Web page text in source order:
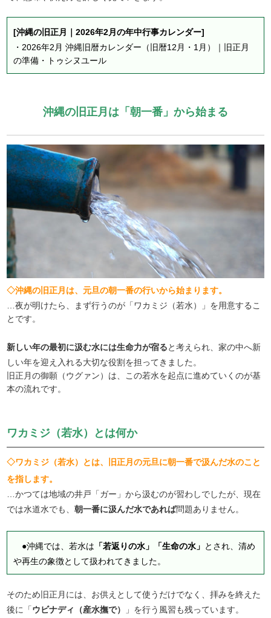
[沖縄の旧正月｜2026年2月の年中行事カレンダー]
・ 2026年2月 沖縄旧暦カレンダー（旧暦12月・1月）｜旧正月
の準備・トゥシヌユール
沖縄の旧正月は「朝一番」から始まる
◇沖縄の旧正月は、元旦の朝一番の行いから始まります。
…夜が明けたら、まず行うのが「ワカミジ（若水）」を用意するこ
とです。
新しい年の最初に汲む水には生命力が宿ると考えられ、家の中へ新
しい年を迎え入れる大切な役割を担ってきました。
旧正月の御願（ウグァン）は、この若水を起点に進めていくのが基
本の流れです。
ワカミジ（若水）とは何か
◇ワカミジ（若水）とは、旧正月の元旦に朝一番で汲んだ水のこと
を指します。
…かつては地域の井戸「ガー」から汲むのが習わしでしたが、現在
では水道水でも、朝一番に汲んだ水であれば問題ありません。
●沖縄では、若水は 「若返りの水」「生命の水」 とされ、清め
や再生の象徴として扱われてきました。
そのため旧正月には、お供えとして使うだけでなく、拝みを終えた
後に「ウビナディ（産水撫で） 」を行う風習も残っています。